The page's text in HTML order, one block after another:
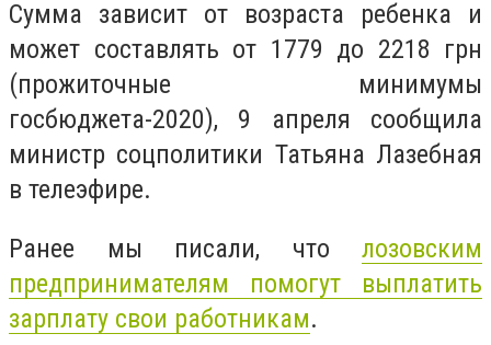
Сумма зависит от возраста ребенка и
может составлять от 1779 до 2218 грн
(прожиточные минимумы
госбюджета-2020), 9 апреля сообщила
министр соцполитики Татьяна Лазебная
в телеэфире.
Ранее мы писали, что лозовским
предпринимателям помогут выплатить
зарплату свои работникам.